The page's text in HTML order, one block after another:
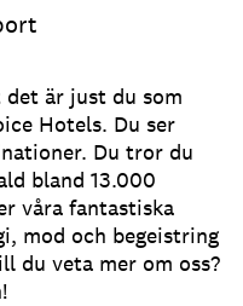
är just du som
Hotels. Du ser
Du tror du
bland 13.000
våra fantastiska
mod och begeistring
du veta mer om oss?